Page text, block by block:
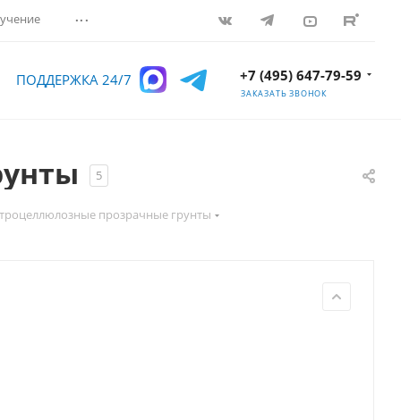
...
ПОДДЕРЖКА 24/7 +7 (495) 647-79-59
ЗАКАЗАТЬ ЗВОНОК
5
прозрачные грунты